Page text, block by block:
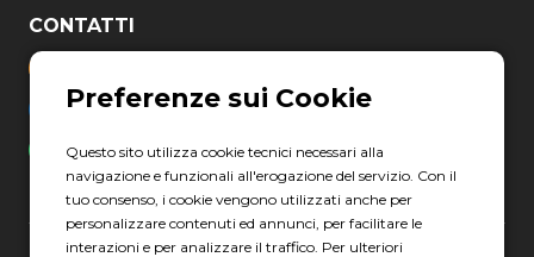
CONTATTI
helpdesk@erreti-auto.com
+39 3759741045
Questo sito utilizza cookie tecnici necessari alla
navigazione e funzionali all'erogazione del servizio. Con il
tuo consenso, i cookie vengono utilizzati anche per
personalizzare contenuti ed annunci, per facilitare le
interazioni e per analizzare il traffico. Per ulteriori